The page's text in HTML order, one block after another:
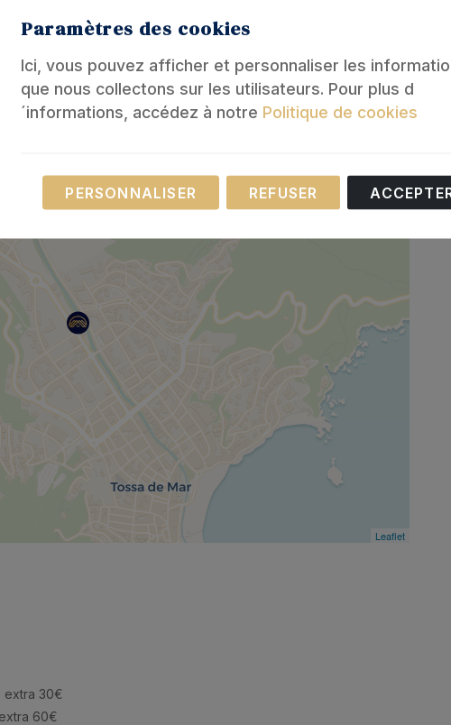
Leaflet
extra 30€
60€
Paramètres des cookies
Ici, vous pouvez afficher et personnaliser les
que nous collectons sur les utilisateurs. Pour plus d
´informations, accédez à notre Politique de cookies
Nécessaire
Ces cookies sont nécessaires au fonctionnement de notre site
PERSONNALISER REFUSER